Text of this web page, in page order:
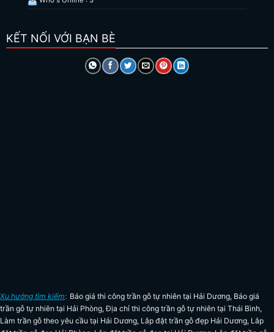
KẾT NỐI VỚI BẠN BÈ
Xu hướng tìm kiếm: Báo giá thi công trần gỗ tự nhiên tại Hải Dương, Báo giá
trần gỗ tự nhiên tại Hải Phòng,Địa chỉ thi công trần gỗ tự nhiên tại Thái Bình,
Làm trần gỗ theo yêu cầu tại Hải Dương, Lắp đặt trần gỗ đẹp Hải Dương, Lắp